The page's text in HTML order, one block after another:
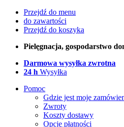
Przejdź do menu
do zawartości
Przejdź do koszyka
Pielęgnacja, gospodarstwo
Darmowa wysyłka zwrotna
24 h Wysyłka
Pomoc
Gdzie jest moje
Zwroty
Koszty dostawy
Opcje płatności